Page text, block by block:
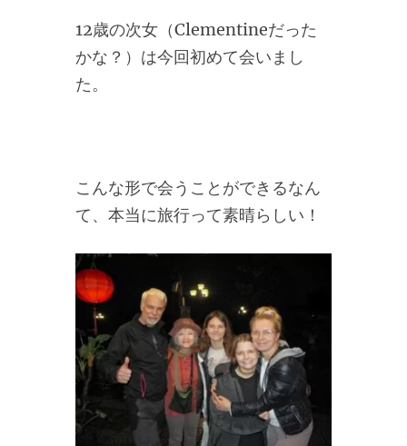
12歳の次女（Clementineだった
かな？）は今回初めて会いまし
た。
こんな形で会うことができるなん
て、本当に旅行って素晴らしい！